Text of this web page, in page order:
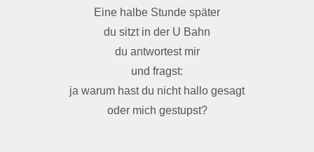
Eine halbe Stunde später
du sitzt in der U Bahn
du antwortest mir
und fragst:
ja warum hast du nicht hallo gesagt
oder mich gestupst?